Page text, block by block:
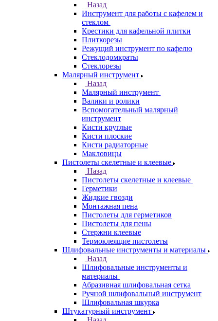
Назад
Инструмент для работы с кафелем и
стеклом
Крестики для кафельной плитки
Плиткорезы
Режущий инструмент по кафелю
Стеклодомкраты
Стеклорезы
Малярный инструмент
Назад
Малярный инструмент
Валики и ролики
Вспомогательный малярный
инструмент
Кисти круглые
Кисти плоские
Кисти радиаторные
Макловицы
Пистолеты скелетные и клеевые
Назад
Пистолеты скелетные и клеевые
Герметики
Жидкие гвозди
Монтажная пена
Пистолеты для герметиков
Пистолеты для пены
Стержни клеевые
Термоклеящие пистолеты
Шлифовальные инструменты и материалы
Назад
Шлифовальные инструменты и
материалы
Абразивная шлифовальная сетка
Ручной шлифовальный инструмент
Шлифовальная шкурка
Штукатурный инструмент